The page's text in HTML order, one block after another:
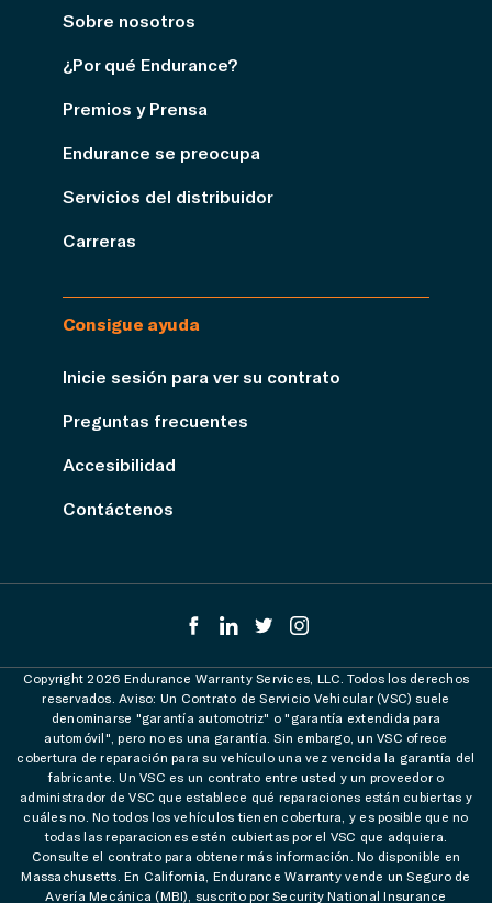
Sobre nosotros
¿Por qué Endurance?
Premios y Prensa
Endurance se preocupa
Servicios del distribuidor
Carreras
Consigue ayuda
Inicie sesión para ver su contrato
Preguntas frecuentes
Accesibilidad
Contáctenos
Copyright 2026 Endurance Warranty Services, LLC. Todos los derechos
reservados. Aviso: Un Contrato de Servicio Vehicular (VSC) suele
denominarse "garantía automotriz" o "garantía extendida para
automóvil", pero no es una garantía. Sin embargo, un VSC ofrece
cobertura de reparación para su vehículo una vez vencida la garantía del
fabricante. Un VSC es un contrato entre usted y un proveedor o
administrador de VSC que establece qué reparaciones están cubiertas y
cuáles no. No todos los vehículos tienen cobertura, y es posible que no
todas las reparaciones estén cubiertas por el VSC que adquiera.
Consulte el contrato para obtener más información. No disponible en
Massachusetts. En California, Endurance Warranty vende un Seguro de
Avería Mecánica (MBI), suscrito por Security National Insurance